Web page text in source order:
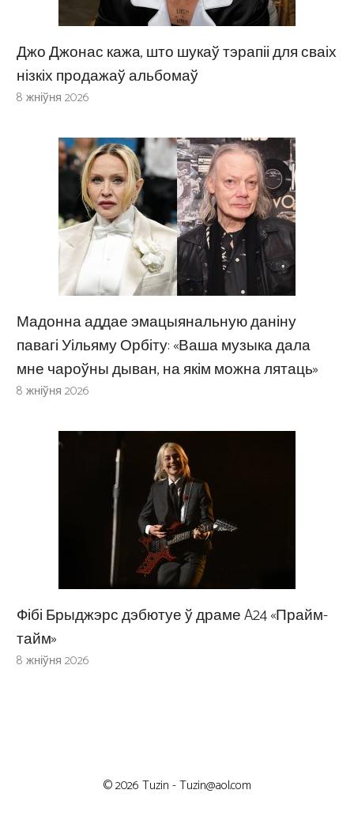
Джо Джонас кажа, што шукаў тэрапіі для сваіх
нізкіх продажаў альбомаў
8 жніўня 2026
Мадонна аддае эмацыянальную даніну
павагі Уільяму Орбіту: «Ваша музыка дала
мне чароўны дыван, на якім можна лятаць»
8 жніўня 2026
Фібі Брыджэрс дэбютуе ў драме A24 «Прайм-
тайм»
8 жніўня 2026
© 2026 Tuzin -Tuzin@aol.com